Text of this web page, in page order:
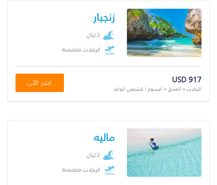
زنجبار
2 ليال
الرحلات متضمنة
USD 917
الرحلات + الفندق + الرسوم / للشخص الواحد
احجز الآن
ماليه
2 ليال
الرحلات متضمنة